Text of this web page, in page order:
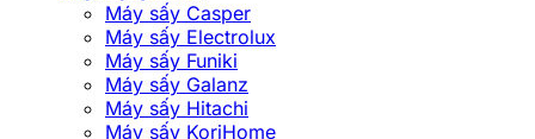
Máy sấy Casper
Máy sấy Electrolux
Máy sấy Funiki
Máy sấy Galanz
Máy sấy Hitachi
Máy sấy KoriHome